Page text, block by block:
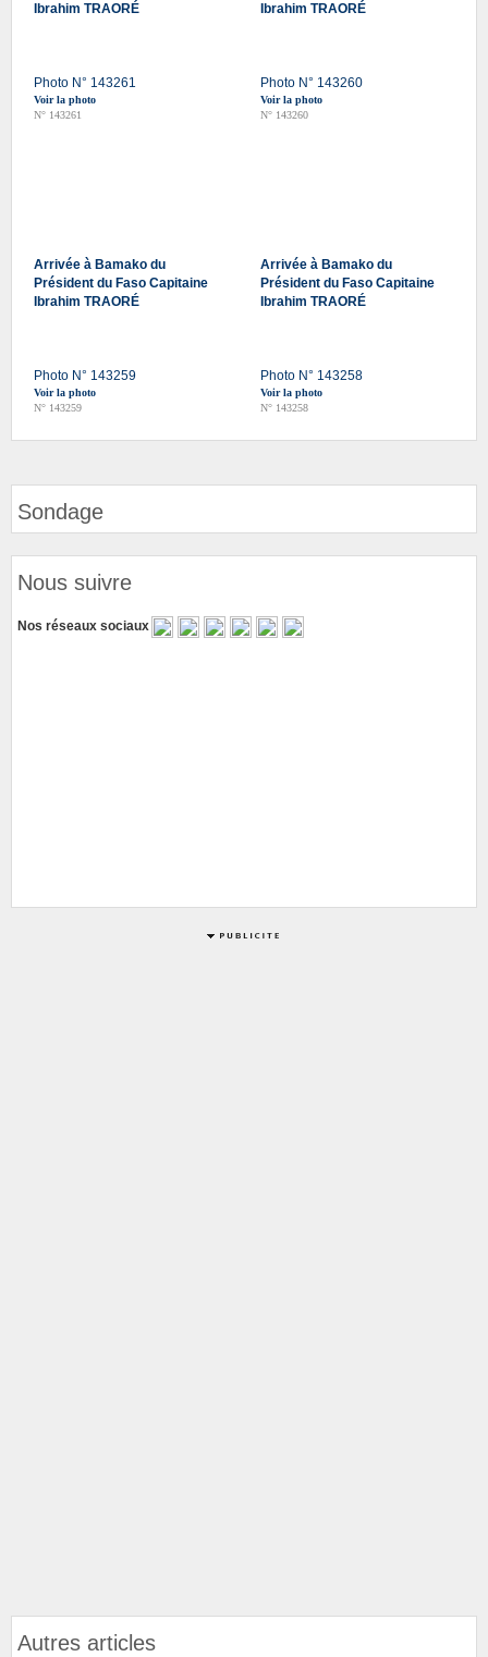
Ibrahim TRAORÉ
Photo N° 143261
Voir la photo
N° 143261
Ibrahim TRAORÉ
Photo N° 143260
Voir la photo
N° 143260
Arrivée à Bamako du
Président du Faso Capitaine
Ibrahim TRAORÉ
Photo N° 143259
Voir la photo
N° 143259
Arrivée à Bamako du
Président du Faso Capitaine
Ibrahim TRAORÉ
Photo N° 143258
Voir la photo
N° 143258
Sondage
Nous suivre
Nos réseaux sociaux
Autres articles